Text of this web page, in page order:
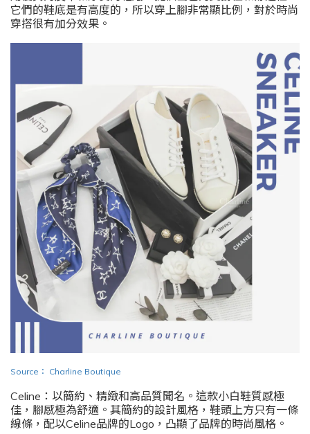
它們的鞋底是有高度的，所以穿上腳非常顯比例，對於時尚
穿搭很有加分效果。
Source ： Charline Boutique
Celine：以簡約、精緻和高品質聞名。這款小白鞋質感極
佳，腳感極為舒適。其簡約的設計風格，鞋頭上方只有一條
線條，配以Celine品牌的Logo，凸顯了品牌的時尚風格。